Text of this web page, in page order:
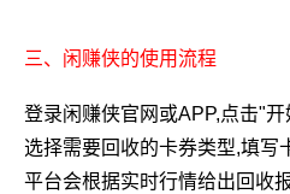
三、闲赚侠的使用流程
登录闲赚侠官网或APP,点击"开
选择需要回收的卡券类型,填写
平台会根据实时行情给出回收